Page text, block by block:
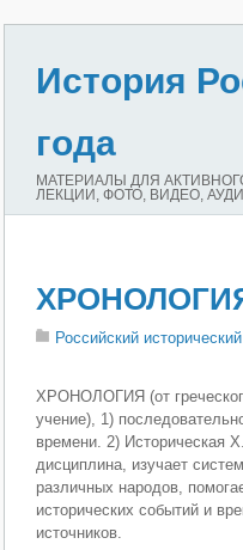
История
года
МАТЕРИАЛЫ ДЛЯ
ЛЕКЦИИ, ФОТО, ВИДЕО,
Российский
ХРОНОЛОГИЯ (от
учение), 1)
времени. 2) Историческая
дисциплина, изучает
различных народов,
исторических событий и
источников.